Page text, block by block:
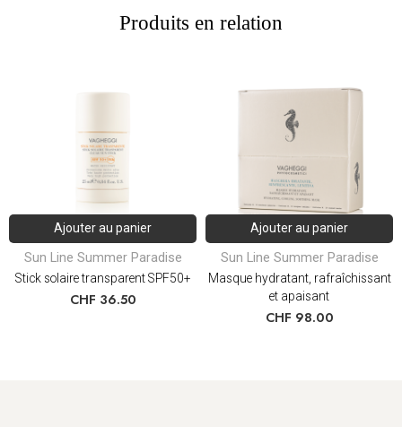
Produits en relation
Ajouter au panier
Sun Line Summer Paradise
Stick solaire transparent SPF50+
CHF 36.50
Ajouter au panier
Sun Line Summer Paradise
Masque hydratant, rafraîchissant
et apaisant
CHF 98.00